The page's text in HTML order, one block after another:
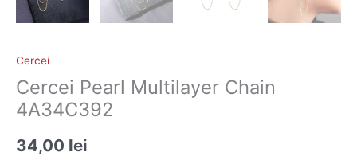
Cercei
Cercei Pearl Multilayer Chain
4A34C392
34,00 lei